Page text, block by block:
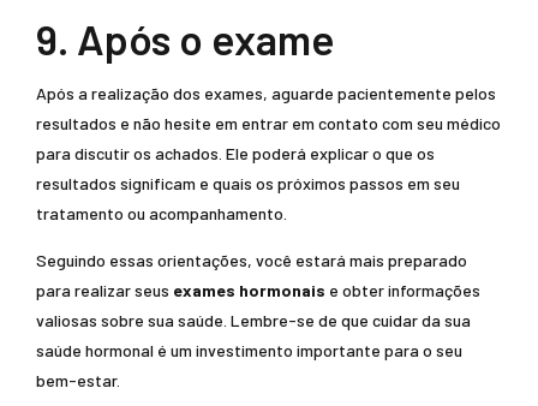
9. Após o exame
Após a realização dos exames, aguarde pacientemente pelos
resultados e não hesite em entrar em contato com seu médico
para discutir os achados. Ele poderá explicar o que os
resultados significam e quais os próximos passos em seu
tratamento ou acompanhamento.
Seguindo essas orientações, você estará mais preparado
para realizar seus exames hormonais e obter informações
valiosas sobre sua saúde. Lembre-se de que cuidar da sua
saúde hormonal é um investimento importante para o seu
bem-estar.